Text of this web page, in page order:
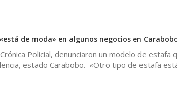
de moda» en algunos negocios en
Policial, denunciaron un modelo de estafa
estado Carabobo. «Otro tipo de estafa